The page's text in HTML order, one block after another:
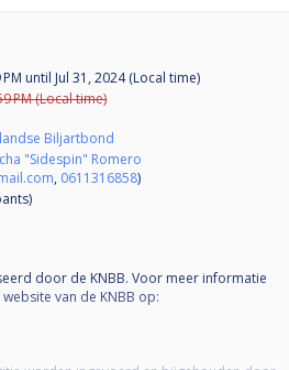
until Jul 31, 2024 (Local time)
PM (Local time)
Biljartbond
"Sidespin" Romero
, 0611316858)
)
door de KNBB. Voor meer informatie
van de KNBB op: